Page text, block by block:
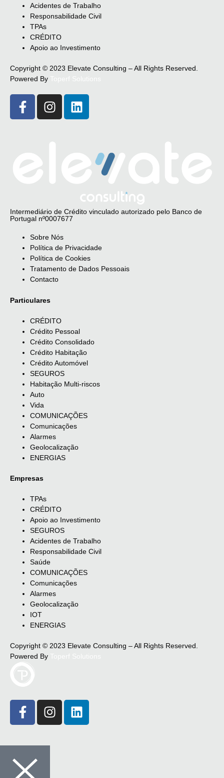
Acidentes de Trabalho
Responsabilidade Civil
TPAs
CRÉDITO
Apoio ao Investimento
Copyright © 2023 Elevate Consulting – All Rights Reserved.
Powered By
Intermediário de Crédito vinculado autorizado pelo Banco de
Portugal nº0007677
Sobre Nós
Política de Privacidade
Política de Cookies
Tratamento de Dados Pessoais
Contacto
Particulares
CRÉDITO
Crédito Pessoal
Crédito Consolidado
Crédito Habitação
Crédito Automóvel
SEGUROS
Habitação Multi-riscos
Auto
Vida
COMUNICAÇÕES
Comunicações
Alarmes
Geolocalização
ENERGIAS
Empresas
TPAs
CRÉDITO
Apoio ao Investimento
SEGUROS
Acidentes de Trabalho
Responsabilidade Civil
Saúde
COMUNICAÇÕES
Comunicações
Alarmes
Geolocalização
IOT
ENERGIAS
Copyright © 2023 Elevate Consulting – All Rights Reserved.
Powered By